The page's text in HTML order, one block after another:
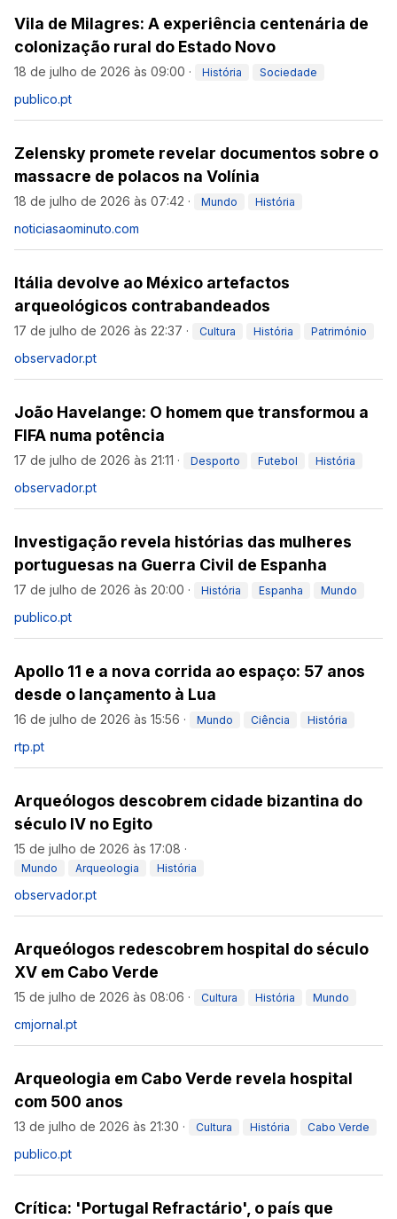
Vila de Milagres: A experiência centenária de
colonização rural do Estado Novo
18 de julho de 2026 às 09:00 · História Sociedade
publico.pt
Zelensky promete revelar documentos sobre o
massacre de polacos na Volínia
18 de julho de 2026 às 07:42 · Mundo História
noticiasaominuto.com
Itália devolve ao México artefactos
arqueológicos contrabandeados
17 de julho de 2026 às 22:37 · Cultura História Património
observador.pt
João Havelange: O homem que transformou a
FIFA numa potência
17 de julho de 2026 às 21:11 · Desporto Futebol História
observador.pt
Investigação revela histórias das mulheres
portuguesas na Guerra Civil de Espanha
17 de julho de 2026 às 20:00 · História Espanha Mundo
publico.pt
Apollo 11 e a nova corrida ao espaço: 57 anos
desde o lançamento à Lua
16 de julho de 2026 às 15:56 · Mundo Ciência História
rtp.pt
Arqueólogos descobrem cidade bizantina do
século IV no Egito
15 de julho de 2026 às 17:08 ·
Mundo Arqueologia História
observador.pt
Arqueólogos redescobrem hospital do século
XV em Cabo Verde
15 de julho de 2026 às 08:06 · Cultura História Mundo
cmjornal.pt
Arqueologia em Cabo Verde revela hospital
com 500 anos
13 de julho de 2026 às 21:30 · Cultura História Cabo Verde
publico.pt
Crítica: 'Portugal Refractário', o país que